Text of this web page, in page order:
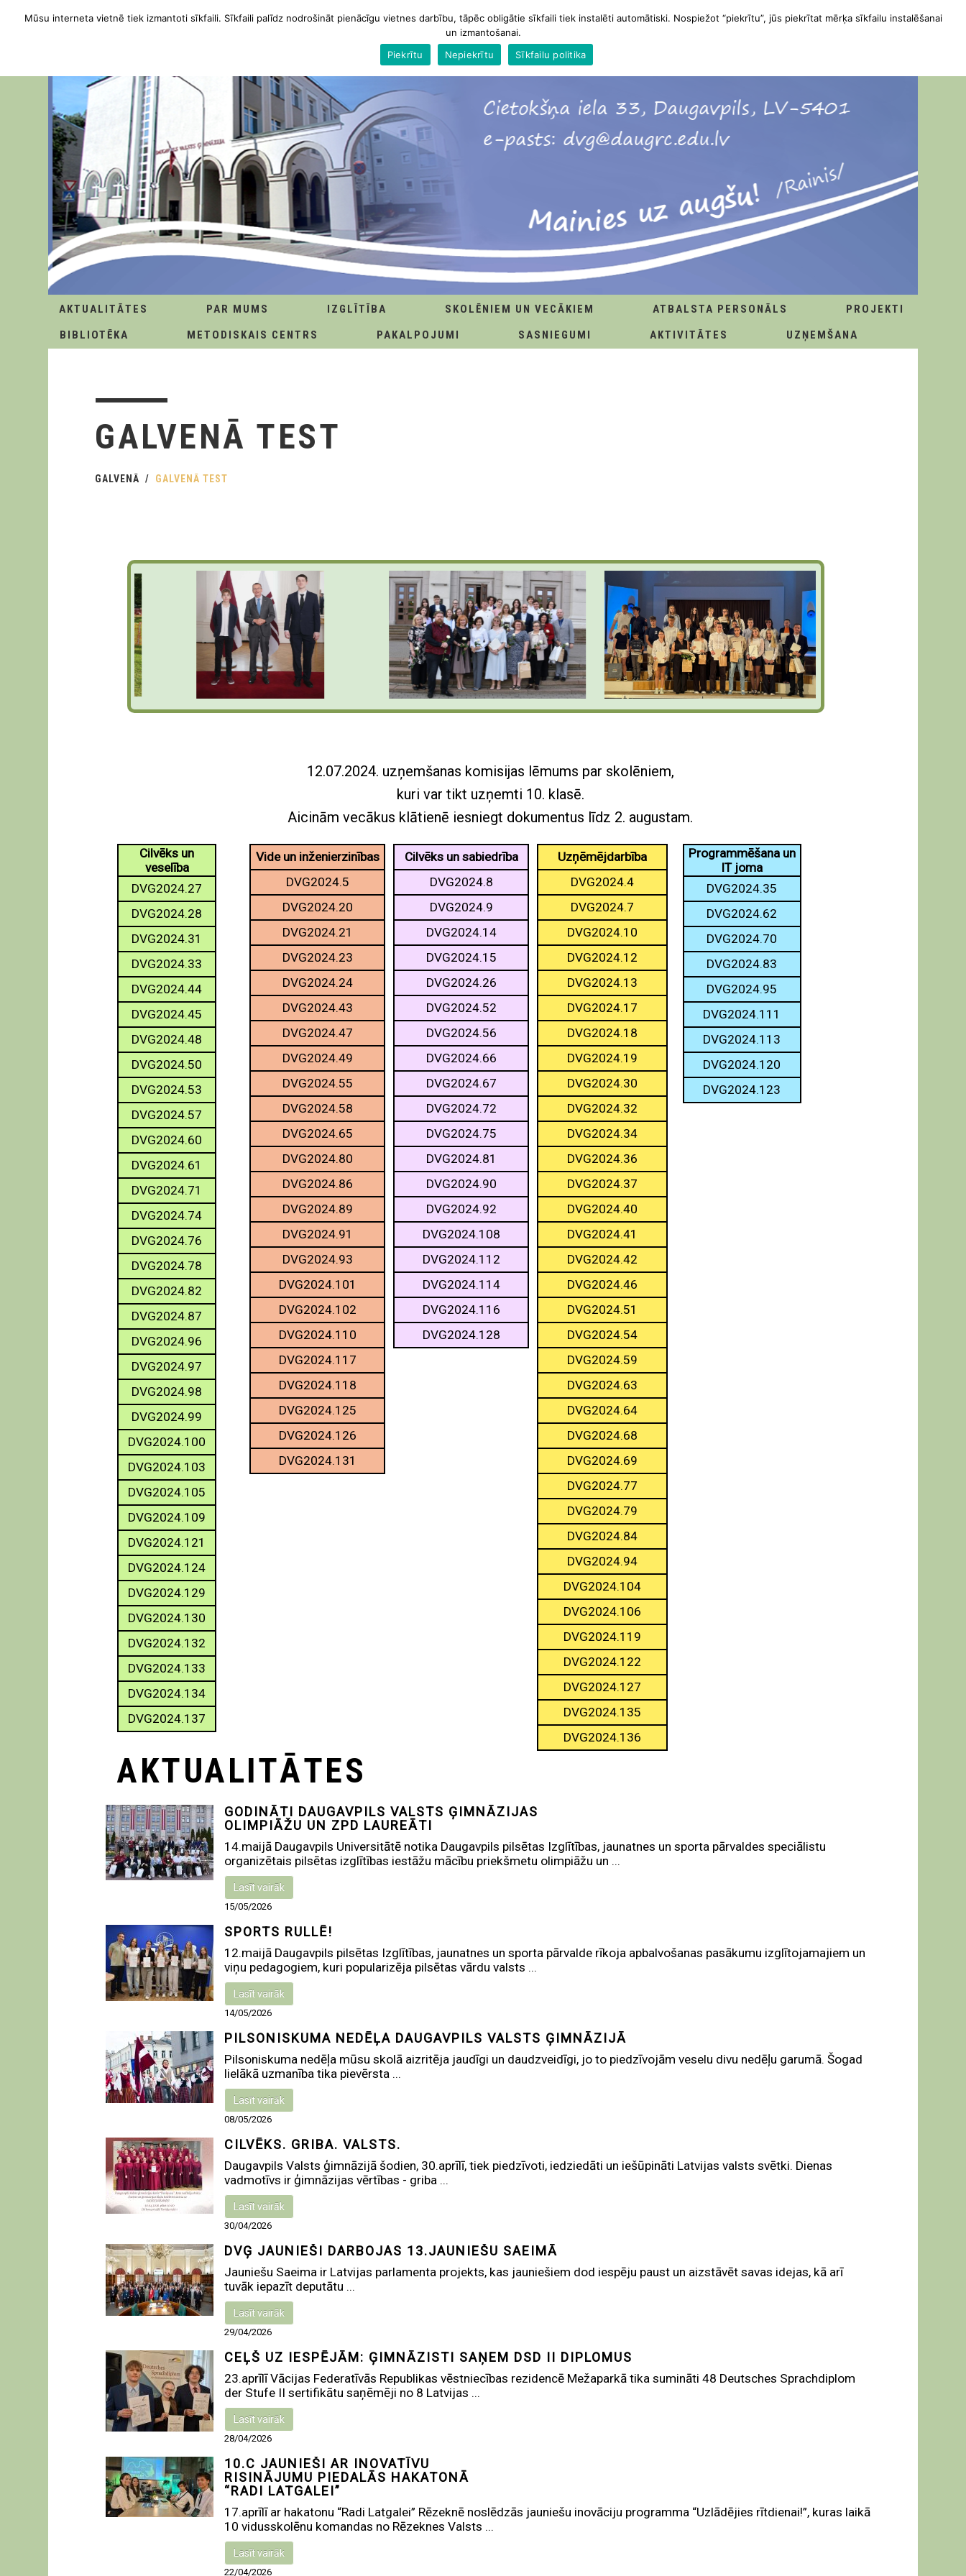
AKTUALITĀTES PAR MUMS IZGLĪTĪBA SKOLĒNIEM UN VECĀKIEM ATBALSTA PERSONĀLS
PROJEKTI
BIBLIOTĒKA
METODISKAIS CENTRS PAKALPOJUMI SASNIEGUMI AKTIVITĀTES UZŅEMŠANA
GALVENĀ TEST
GALVENĀ GALVENĀ TEST
12.07.2024. uzņemšanas komisijas lēmums par skolēniem,
kuri var tikt uzņemti 10. klasē.
Aicinām vecākus klātienē iesniegt dokumentus līdz 2. augustam.
Cilvēks un
veselība
DVG2024.27
DVG2024.28
DVG2024.31
DVG2024.33
DVG2024.44
DVG2024.45
DVG2024.48
DVG2024.50
DVG2024.53
DVG2024.57
DVG2024.60
DVG2024.61
DVG2024.71
DVG2024.74
DVG2024.76
DVG2024.78
DVG2024.82
DVG2024.87
DVG2024.96
DVG2024.97
DVG2024.98
DVG2024.99
DVG2024.100
DVG2024.103
DVG2024.105
DVG2024.109
DVG2024.121
DVG2024.124
DVG2024.129
DVG2024.130
DVG2024.132
DVG2024.133
DVG2024.134
DVG2024.137
Vide un inženierzinības
DVG2024.5
DVG2024.20
DVG2024.21
DVG2024.23
DVG2024.24
DVG2024.43
DVG2024.47
DVG2024.49
DVG2024.55
DVG2024.58
DVG2024.65
DVG2024.80
DVG2024.86
DVG2024.89
DVG2024.91
DVG2024.93
DVG2024.101
DVG2024.102
DVG2024.110
DVG2024.117
DVG2024.118
DVG2024.125
DVG2024.126
DVG2024.131
Cilvēks un sabiedrība
DVG2024.8
DVG2024.9
DVG2024.14
DVG2024.15
DVG2024.26
DVG2024.52
DVG2024.56
DVG2024.66
DVG2024.67
DVG2024.72
DVG2024.75
DVG2024.81
DVG2024.90
DVG2024.92
DVG2024.108
DVG2024.112
DVG2024.114
DVG2024.116
DVG2024.128
Uzņēmējdarbība
DVG2024.4
DVG2024.7
DVG2024.10
DVG2024.12
DVG2024.13
DVG2024.17
DVG2024.18
DVG2024.19
DVG2024.30
DVG2024.32
DVG2024.34
DVG2024.36
DVG2024.37
DVG2024.40
DVG2024.41
DVG2024.42
DVG2024.46
DVG2024.51
DVG2024.54
DVG2024.59
DVG2024.63
DVG2024.64
DVG2024.68
DVG2024.69
DVG2024.77
DVG2024.79
DVG2024.84
DVG2024.94
DVG2024.104
DVG2024.106
DVG2024.119
DVG2024.122
DVG2024.127
DVG2024.135
DVG2024.136
Programmēšana un
IT joma
DVG2024.35
DVG2024.62
DVG2024.70
DVG2024.83
DVG2024.95
DVG2024.111
DVG2024.113
DVG2024.120
DVG2024.123
AKTUALITĀTES
GODINĀTI DAUGAVPILS VALSTS ĢIMNĀZIJAS
OLIMPIĀŽU UN ZPD LAUREĀTI
14.maijā Daugavpils Universitātē notika Daugavpils pilsētas Izglītības, jaunatnes un sporta pārvaldes speciālistu
organizētais pilsētas izglītības iestāžu mācību priekšmetu olimpiāžu un ...
Lasīt vairāk
15/05/2026
SPORTS RULLĒ!
12.maijā Daugavpils pilsētas Izglītības, jaunatnes un sporta pārvalde rīkoja apbalvošanas pasākumu izglītojamajiem un
viņu pedagogiem, kuri popularizēja pilsētas vārdu valsts ...
Lasīt vairāk
14/05/2026
PILSONISKUMA NEDĒĻA DAUGAVPILS VALSTS ĢIMNĀZIJĀ
Pilsoniskuma nedēļa mūsu skolā aizritēja jaudīgi un daudzveidīgi, jo to piedzīvojām veselu divu nedēļu garumā. Šogad
lielākā uzmanība tika pievērsta ...
Lasīt vairāk
08/05/2026
CILVĒKS. GRIBA. VALSTS.
Daugavpils Valsts ģimnāzijā šodien, 30.aprīlī, tiek piedzīvoti, iedziedāti un iešūpināti Latvijas valsts svētki. Dienas
vadmotīvs ir ģimnāzijas vērtības - griba ...
Lasīt vairāk
30/04/2026
DVĢ JAUNIEŠI DARBOJAS 13.JAUNIEŠU SAEIMĀ
Jauniešu Saeima ir Latvijas parlamenta projekts, kas jauniešiem dod iespēju paust un aizstāvēt savas idejas, kā arī
tuvāk iepazīt deputātu ...
Lasīt vairāk
29/04/2026
CEĻŠ UZ IESPĒJĀM: ĢIMNĀZISTI SAŅEM DSD II DIPLOMUS
23.aprīlī Vācijas Federatīvās Republikas vēstniecības rezidencē Mežaparkā tika sumināti 48 Deutsches Sprachdiplom
der Stufe II sertifikātu saņēmēji no 8 Latvijas ...
Lasīt vairāk
28/04/2026
10.C JAUNIEŠI AR INOVATĪVU
RISINĀJUMU PIEDALĀS HAKATONĀ
“RADI LATGALEI”
17.aprīlī ar hakatonu “Radi Latgalei” Rēzeknē noslēdzās jauniešu inovāciju programma “Uzlādējies rītdienai!”, kuras laikā
10 vidusskolēnu komandas no Rēzeknes Valsts ...
Lasīt vairāk
22/04/2026
Mūsu interneta vietnē tiek izmantoti sīkfaili. Sīkfaili palīdz nodrošināt pienācīgu vietnes darbību, tāpēc obligātie sīkfaili tiek instalēti automātiski. Nospiežot “piekrītu”, jūs piekrītat mērķa sīkfailu instalēšanai
un izmantošanai.
Piekrītu
Nepiekrītu Sīkfailu politika